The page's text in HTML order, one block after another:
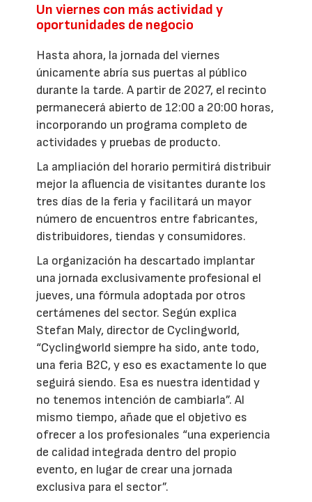
Un viernes con más actividad y
oportunidades de negocio
Hasta ahora, la jornada del viernes
únicamente abría sus puertas al público
durante la tarde. A partir de 2027, el recinto
permanecerá abierto de 12:00 a 20:00 horas,
incorporando un programa completo de
actividades y pruebas de producto.
La ampliación del horario permitirá distribuir
mejor la afluencia de visitantes durante los
tres días de la feria y facilitará un mayor
número de encuentros entre fabricantes,
distribuidores, tiendas y consumidores.
La organización ha descartado implantar
una jornada exclusivamente profesional el
jueves, una fórmula adoptada por otros
certámenes del sector. Según explica
Stefan Maly, director de Cyclingworld,
“Cyclingworld siempre ha sido, ante todo,
una feria B2C, y eso es exactamente lo que
seguirá siendo. Esa es nuestra identidad y
no tenemos intención de cambiarla”. Al
mismo tiempo, añade que el objetivo es
ofrecer a los profesionales “una experiencia
de calidad integrada dentro del propio
evento, en lugar de crear una jornada
exclusiva para el sector”.